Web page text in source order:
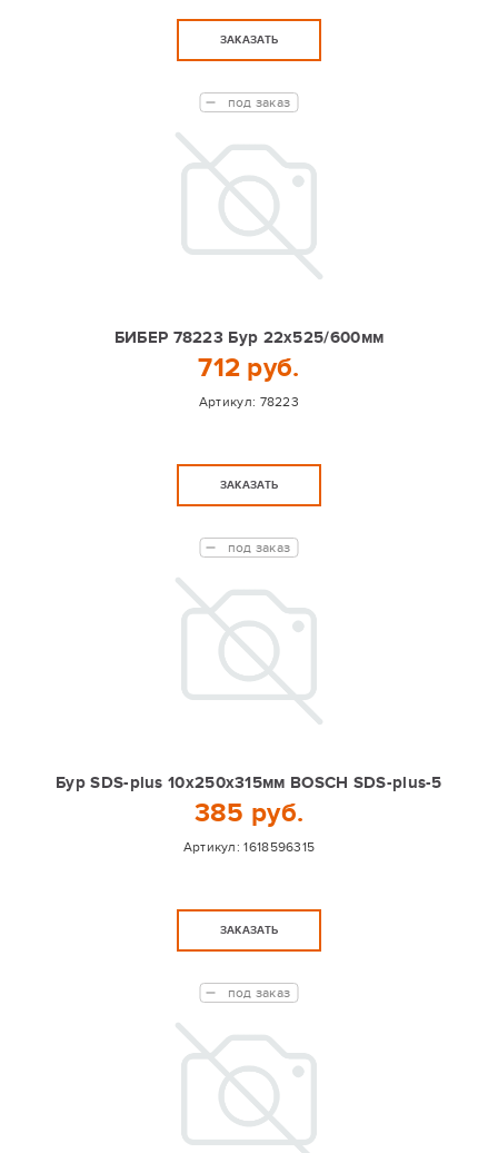
ЗАКАЗАТЬ
БИБЕР 78223 Бур 22х525/600мм
712 руб.
Артикул: 78223
под заказ
ЗАКАЗАТЬ
Бур SDS-plus 10x250х315мм BOSCH SDS-plus-5
385 руб.
Артикул:1618596315
под заказ
ЗАКАЗАТЬ
под заказ